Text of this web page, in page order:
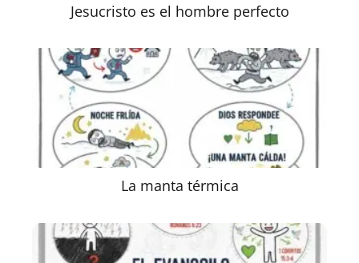
Jesucristo es el hombre perfecto
La manta térmica